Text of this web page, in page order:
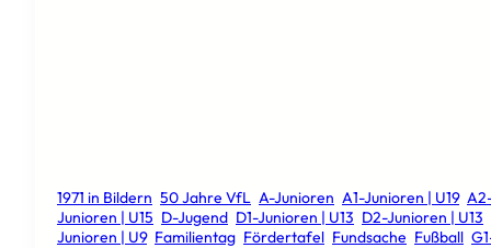
1971 in Bildern 50 Jahre VfL A-Junioren A1-Junioren | U19,
Junioren | U15 D-Jugend D1-Junioren | U13 D2-Junioren | U13
Junioren | U9, Familientag Fördertafel Fundsache Fußball